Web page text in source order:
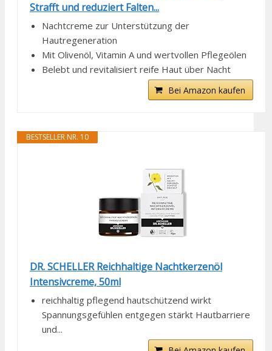
Strafft und reduziert Falten...
Nachtcreme zur Unterstützung der
Hautregeneration
Mit Olivenöl, Vitamin A und wertvollen Pflegeölen
Belebt und revitalisiert reife Haut über Nacht
Bei Amazon kaufen
BESTSELLER NR. 10
DR. SCHELLER Reichhaltige Nachtkerzenöl
Intensivcreme, 50ml
reichhaltig pflegend hautschützend wirkt
Spannungsgefühlen entgegen stärkt Hautbarriere
und...